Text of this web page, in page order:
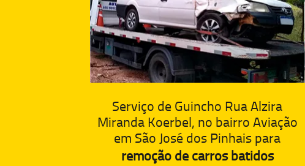
Serviço de Guincho Rua Alzira
Miranda Koerbel, no bairro Aviação
em São José dos Pinhais para
remoção de carros batidos